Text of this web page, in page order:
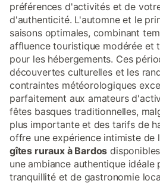
préférences d'activités et de
d'authenticité. L'automne et le
saisons optimales, combinant
affluence touristique modérée et
pour les hébergements. Ces
découvertes culturelles et les
contraintes météorologiques
parfaitement aux amateurs
fêtes basques traditionnelles,
plus importante et des tarifs de
offre une expérience intimiste de
gîtes ruraux à Bardos
une ambiance authentique idéale
tranquillité et de gastronomie